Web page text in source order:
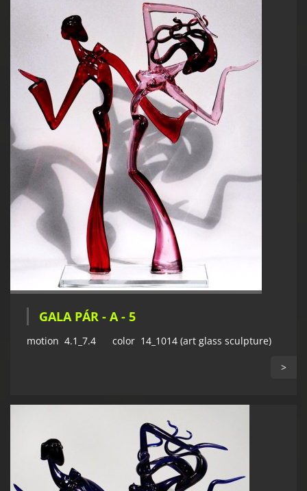
GALA PÁR - A - 5
motion 4.1_7.4 color 14_1014 (art glass sculpture)
>